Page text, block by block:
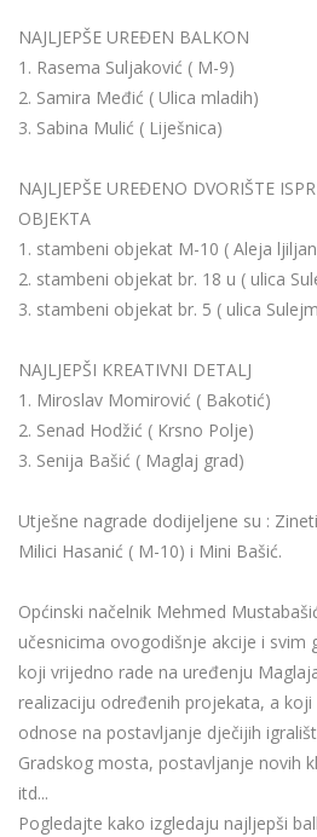
NAJLJEPŠE UREĐEN BALKON
1. Rasema Suljaković ( M-9)
2. Samira Međić ( Ulica mladih)
3. Sabina Mulić ( Liješnica)
NAJLJEPŠE UREĐENO DVORIŠTE
OBJEKTA
1. stambeni objekat M-10 ( Aleja
2. stambeni objekat br. 18 u ( ulica
3. stambeni objekat br. 5 ( ulica
NAJLJEPŠI KREATIVNI DETALJ
1. Miroslav Momirović ( Bakotić)
2. Senad Hodžić ( Krsno Polje)
3. Senija Bašić ( Maglaj grad)
Utješne nagrade dodijeljene su :
Milici Hasanić ( M-10) i Mini Bašić.
Općinski načelnik Mehmed
učesnicima ovogodišnje akcije i svim
koji vrijedno rade na uređenju
realizaciju određenih projekata, a koji
odnose na postavljanje dječijih
Gradskog mosta, postavljanje novih
itd...
Pogledajte kako izgledaju najljepši